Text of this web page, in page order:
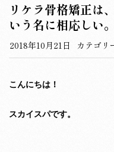
リケラ骨格矯正は
いう名に相応しい。
2018年10月21日 カテゴリ
こんにちは！
スカイスパです。